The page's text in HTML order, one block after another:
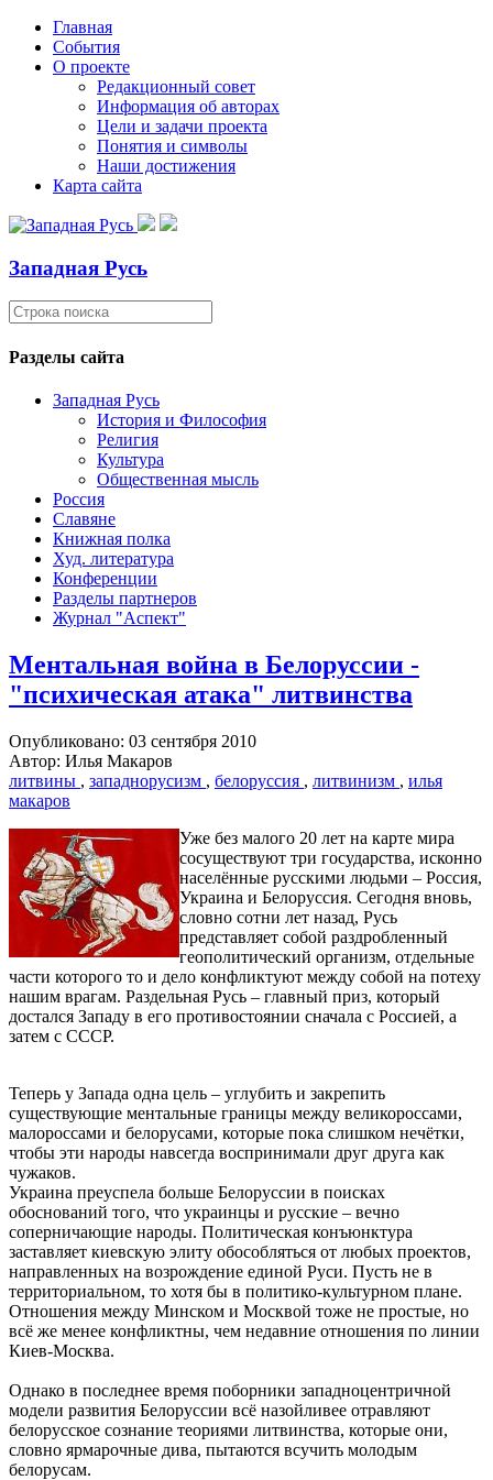
Главная
События
О проекте
Редакционный совет
Информация об авторах
Цели и задачи проекта
Понятия и символы
Наши достижения
Карта сайта
Западная Русь
Разделы сайта
Западная Русь
История и Философия
Религия
Культура
Общественная мысль
Россия
Славяне
Книжная полка
Худ. литература
Конференции
Разделы партнеров
Журнал "Аспект"
Ментальная война в Белоруссии -
"психическая атака" литвинства
Опубликовано: 03 сентября 2010
Автор: Илья Макаров
литвины , западнорусизм , белоруссия , литвинизм , илья
макаров
Уже без малого 20 лет на карте мира
сосуществуют три государства, исконно
населённые русскими людьми – Россия,
Украина и Белоруссия. Сегодня вновь,
словно сотни лет назад, Русь
представляет собой раздробленный
геополитический организм, отдельные
части которого то и дело конфликтуют между собой на потеху
нашим врагам. Раздельная Русь – главный приз, который
достался Западу в его противостоянии сначала с Россией, а
затем с СССР.
Теперь у Запада одна цель – углубить и закрепить
существующие ментальные границы между великороссами,
малороссами и белорусами, которые пока слишком нечётки,
чтобы эти народы навсегда воспринимали друг друга как
чужаков.
Украина преуспела больше Белоруссии в поисках
обоснований того, что украинцы и русские – вечно
соперничающие народы. Политическая конъюнктура
заставляет киевскую элиту обособляться от любых проектов,
направленных на возрождение единой Руси. Пусть не в
территориальном, то хотя бы в политико-культурном плане.
Отношения между Минском и Москвой тоже не простые, но
всё же менее конфликтны, чем недавние отношения по линии
Киев-Москва.
Однако в последнее время поборники западноцентричной
модели развития Белоруссии всё назойливее отравляют
белорусское сознание теориями литвинства, которые они,
словно ярмарочные дива, пытаются всучить молодым
белорусам.